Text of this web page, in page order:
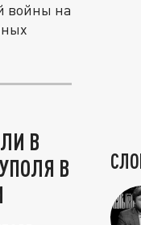
войны на
В
В